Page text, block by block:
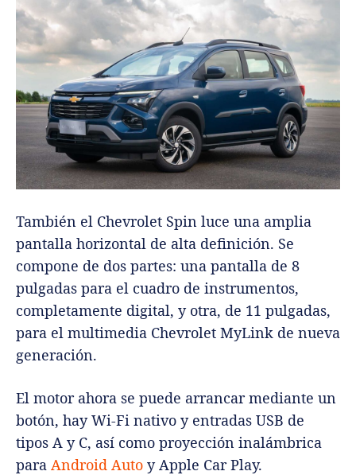
También el Chevrolet Spin luce una amplia
pantalla horizontal de alta definición. Se
compone de dos partes: una pantalla de 8
pulgadas para el cuadro de instrumentos,
completamente digital, y otra, de 11 pulgadas,
para el multimedia Chevrolet MyLink de nueva
generación.
El motor ahora se puede arrancar mediante un
botón, hay Wi-Fi nativo y entradas USB de
tipos A y C, así como proyección inalámbrica
para Android Auto y Apple Car Play.